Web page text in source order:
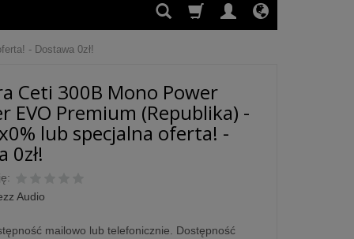
- Dostawa 0zł!
Ceti 300B Mono Power
EVO Premium (Republika) -
lub specjalna oferta! -
0zł!
Audio
mailowo lub telefonicznie. Dostępność